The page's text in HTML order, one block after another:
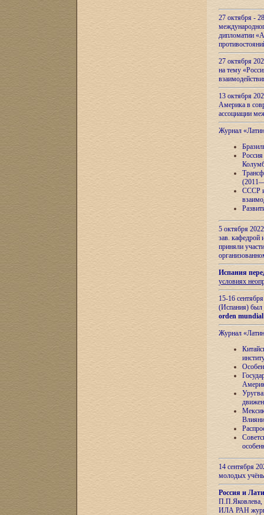
27 октября -
дипломатии
27 октября
на тему
13 октября
Америка в
ассоциации
Журнал
СССР и
5 октября
зав.
приняли
Испания
условиях
15-16
(Испания) был
orden
Журнал
14 сентября
молодых
Россия и
П.П.Яковлева,
ИЛА РАН